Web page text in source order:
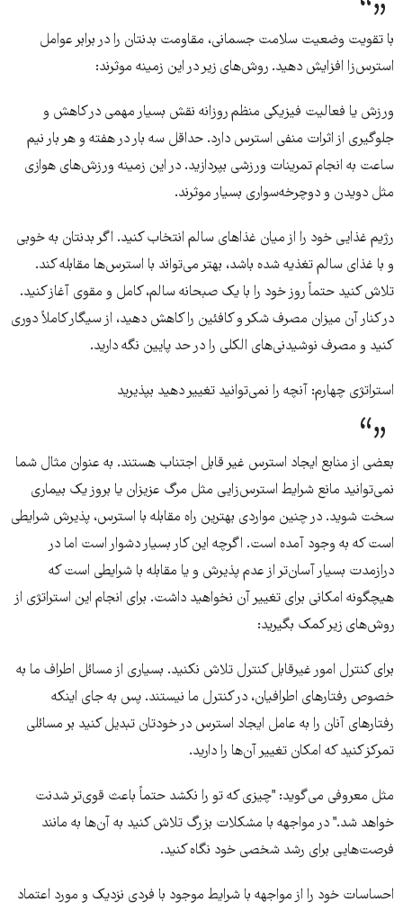
با تقویت وضعیت سلامت جسمانی، مقاومت بدنتان را در برابر عوامل
استرس‌زا افزایش دهید. روش‌های زیر در این زمینه موثرند:
ورزش یا فعالیت فیزیکی منظم روزانه نقش بسیار مهمی در کاهش و
جلوگیری از اثرات منفی استرس دارد. حداقل سه بار در هفته و هر بار نیم
ساعت به انجام تمرینات ورزشی بپردازید. در این زمینه ورزش‌های هوازی
مثل دویدن و دوچرخه‌سواری بسیار موثرند.
رژیم غذایی خود را از میان غذاهای سالم انتخاب کنید. اگر بدنتان به خوبی
و با غذای سالم تغذیه شده باشد، بهتر می‌تواند با استرس‌ها مقابله کند.
تلاش کنید حتماً روز خود را با یک صبحانه سالم، کامل و مقوی آغاز کنید.
در کنار آن میزان مصرف شکر و کافئین را کاهش دهید، از سیگار کاملاً دوری
کنید و مصرف نوشیدنی‌های الکلی را در حد پایین نگه دارید.
استراتژی چهارم: آنچه را نمی‌توانید تغییر دهید بپذیرید
بعضی از منابع ایجاد استرس غیر قابل اجتناب هستند. به عنوان مثال شما
نمی‌توانید مانع شرایط استرس‌زایی مثل مرگ عزیزان یا بروز یک بیماری
سخت شوید. در چنین مواردی بهترین راه مقابله با استرس، پذیرش شرایطی
است که به وجود آمده است. اگرچه این کار بسیار دشوار است اما در
درازمدت بسیار آسان‌تر از عدم پذیرش و یا مقابله با شرایطی است که
هیچگونه امکانی برای تغییر آن نخواهید داشت. برای انجام این استراتژی از
روش‌های زیر کمک بگیرید:
برای کنترل امور غیرقابل کنترل تلاش نکنید. بسیاری از مسائل اطراف ما به
خصوص رفتارهای اطرافیان، در کنترل ما نیستند. پس به جای اینکه
رفتارهای آنان را به عامل ایجاد استرس در خودتان تبدیل کنید بر مسائلی
تمرکز کنید که امکان تغییر آن‌ها را دارید.
مثل معروفی می‌گوید: "چیزی که تو را نکشد حتماً باعث قوی‌تر شدنت
خواهد شد." در مواجهه با مشکلات بزرگ تلاش کنید به آن‌ها به مانند
فرصت‌هایی برای رشد شخصی خود نگاه کنید.
احساسات خود را از مواجهه با شرایط موجود با فردی نزدیک و مورد اعتماد